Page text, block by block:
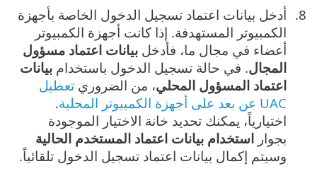
أدخل بيانات اعتماد تسجيل الدخول الخاصة بأجهزة
الكمبيوتر المستهدفة. إذا كانت أجهزة الكمبيوتر
أعضاء في مجال ما، فأدخل ‎ بيانات اعتماد مسؤول
المجال. في حالة تسجيل الدخول باستخدام ‎ بيانات
اعتماد المسؤول المحلي، من الضروري تعطيل
UAC عن بعد على أجهزة الكمبيوتر المحلية
.
اختيارياً، يمكنك تحديد خانة الاختيار الموجودة
بجوار استخدام بيانات اعتماد المستخدم الحالية
وسيتم إكمال بيانات اعتماد تسجيل الدخول تلقائياً.